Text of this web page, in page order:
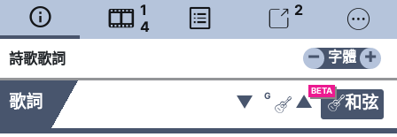
  1
4
  2 
詩歌歌詞 − +
字體
歌詞
BETA
和弦
▼ G
 ▲